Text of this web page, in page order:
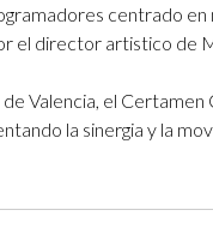
centrado
el director artistico de
Valencia, el
la sinergia y la